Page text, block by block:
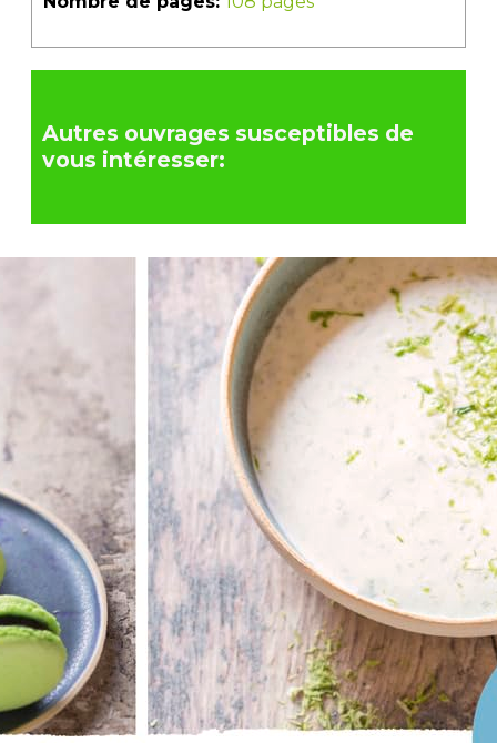
Autres ouvrages susceptibles de
vous intéresser: